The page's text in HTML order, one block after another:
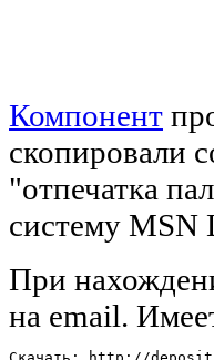
Компонент
скопировали
"отпечатка
систему MSN
При
на email.